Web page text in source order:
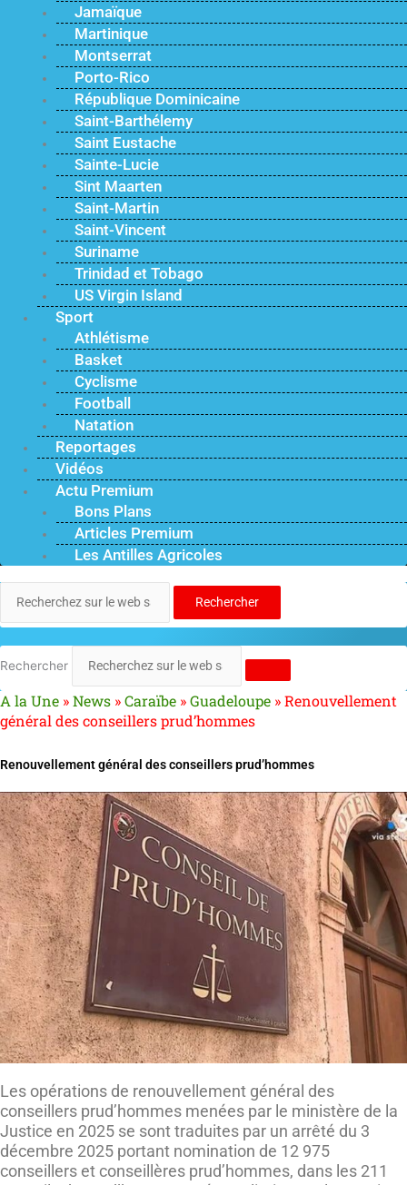
Jamaïque
Martinique
Montserrat
Porto-Rico
République Dominicaine
Saint-Barthélemy
Saint Eustache
Sainte-Lucie
Sint Maarten
Saint-Martin
Saint-Vincent
Suriname
Trinidad et Tobago
US Virgin Island
Sport
Athlétisme
Basket
Cyclisme
Football
Natation
Reportages
Vidéos
Actu Premium
Bons Plans
Articles Premium
Les Antilles Agricoles
Rechercher
Rechercher
A la Une »News »Caraïbe »Guadeloupe »Renouvellement
général des conseillers prud’hommes
Renouvellement général des conseillers prud’hommes
Les opérations de renouvellement général des
conseillers prud’hommes menées par le ministère de la
Justice en 2025 se sont traduites par un arrêté du 3
décembre 2025 portant nomination de 12 975
conseillers et conseillères prud’hommes, dans les 211